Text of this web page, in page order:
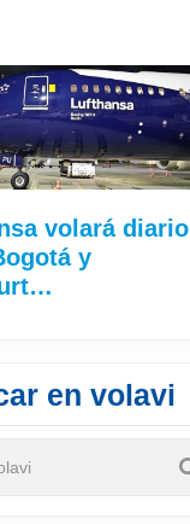
volará diario
y
en volavi